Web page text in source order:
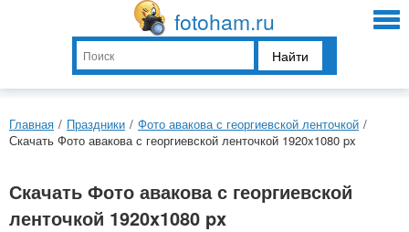
fotoham.ru
Найти
Главная / Праздники / Фото авакова с георгиевской ленточкой /
Скачать Фото авакова с георгиевской ленточкой 1920x1080 px
Скачать Фото авакова с георгиевской
ленточкой 1920x1080 px